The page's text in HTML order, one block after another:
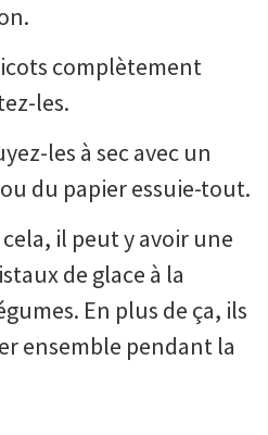
complètement
les.
les à sec avec un
du papier essuie-tout.
cela, il peut y avoir une
de glace à la
En plus de ça, ils
ensemble pendant la